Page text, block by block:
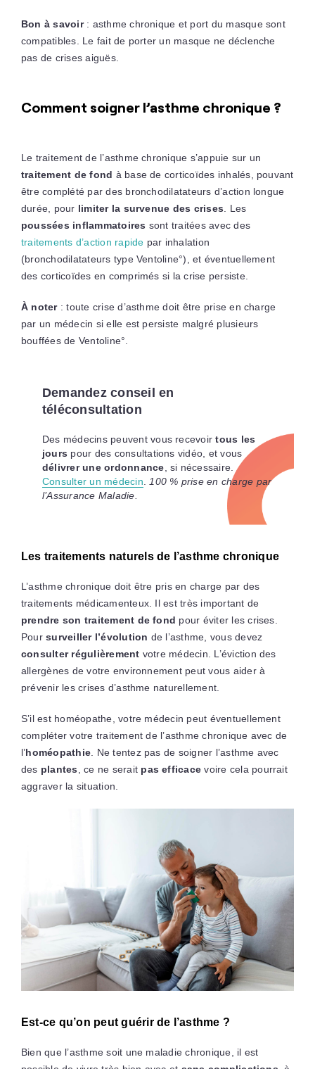
Bon à savoir: asthme chronique et port du masque sont
compatibles. Le fait de porter un masque ne déclenche
pas de crises aiguës.
Comment soigner l’asthme chronique ?
Le traitement de l’asthme chronique s’appuie sur un
traitement de fond à base de corticoïdes inhalés, pouvant
être complété par des bronchodilatateurs d’action longue
durée, pour limiter la survenue des crises. Les
poussées inflammatoires sont traitées avec des
traitements d’action rapide par inhalation
(bronchodilatateurs type Ventoline°), et éventuellement
des corticoïdes en comprimés si la crise persiste.
À noter: toute crise d’asthme doit être prise en charge
par un médecin si elle est persiste malgré plusieurs
bouffées de Ventoline°.
Demandez conseil en
téléconsultation
Des médecins peuvent vous recevoir tous les
jours pour des consultations vidéo, et vous
délivrer une ordonnance, si nécessaire.
Consulter un médecin.100 % prise en charge par
l’Assurance Maladie.
Les traitements naturels de l’asthme chronique
L’asthme chronique doit être pris en charge par des
traitements médicamenteux. Il est très important de
prendre son traitement de fond pour éviter les crises.
Poursurveiller l’évolution de l’asthme, vous devez
consulter régulièrement votre médecin. L’éviction des
allergènes de votre environnement peut vous aider à
prévenir les crises d’asthme naturellement.
S’il est homéopathe, votre médecin peut éventuellement
compléter votre traitement de l’asthme chronique avec de
l’homéopathie. Ne tentez pas de soigner l’asthme avec
des plantes, ce ne serait pas efficace voire cela pourrait
aggraver la situation.
Est-ce qu’on peut guérir de l’asthme ?
Bien que l’asthme soit une maladie chronique, il est